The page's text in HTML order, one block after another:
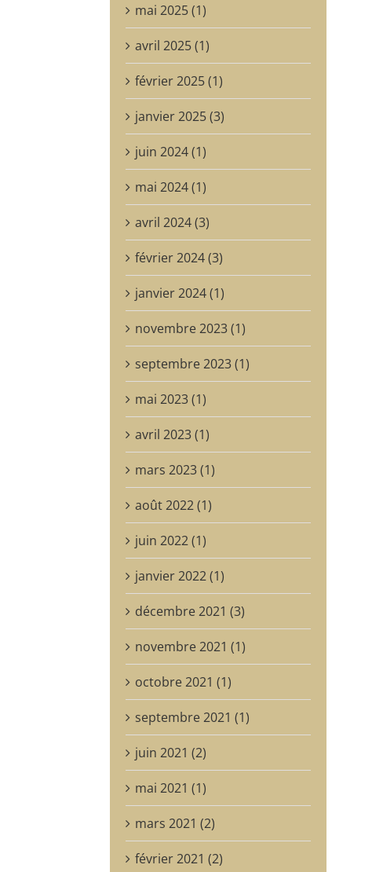
mai 2025 (1)
avril 2025 (1)
février 2025 (1)
janvier 2025 (3)
juin 2024 (1)
mai 2024 (1)
avril 2024 (3)
février 2024 (3)
janvier 2024 (1)
novembre 2023 (1)
septembre 2023 (1)
mai 2023 (1)
avril 2023 (1)
mars 2023 (1)
août 2022 (1)
juin 2022 (1)
janvier 2022 (1)
décembre 2021 (3)
novembre 2021 (1)
octobre 2021 (1)
septembre 2021 (1)
juin 2021 (2)
mai 2021 (1)
mars 2021 (2)
février 2021 (2)